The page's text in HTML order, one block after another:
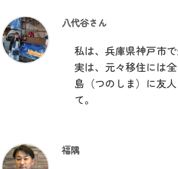
八代谷さん
私は、兵庫県神戸市
実は、元々移住には
島（つのしま）に友
て。
福隅